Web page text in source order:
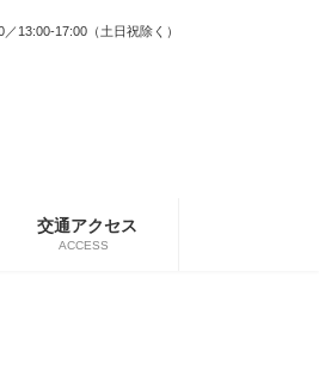
13:00-17:00（土日祝除く）
交通アクセス
ACCESS